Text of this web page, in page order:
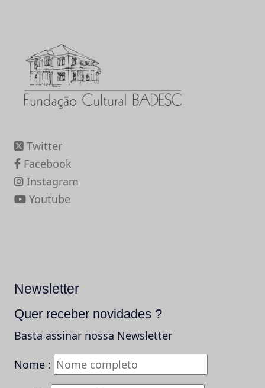
Twitter
Facebook
Instagram
Youtube
Newsletter
Quer receber novidades ?
Basta assinar nossa Newsletter
Nome :